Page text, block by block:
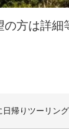
の方は詳細
帰りツーリング